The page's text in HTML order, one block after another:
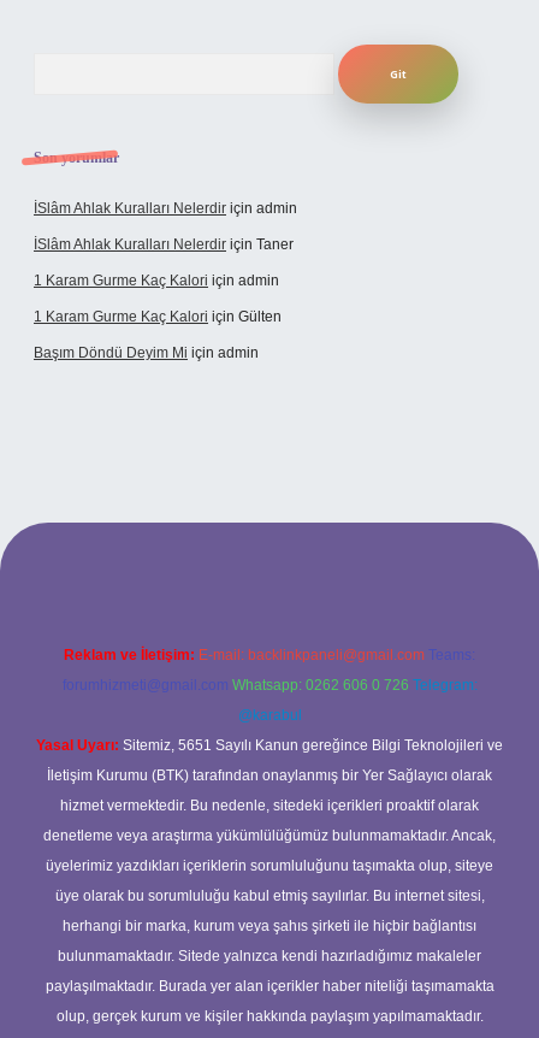
Son yorumlar
İSlâm Ahlak Kuralları Nelerdir için admin
İSlâm Ahlak Kuralları Nelerdir için Taner
1 Karam Gurme Kaç Kalori için admin
1 Karam Gurme Kaç Kalori için Gülten
Başım Döndü Deyim Mi için admin
giriş
Reklam ve İletişim: E-mail: backlinkpaneli@gmail.com Teams:
forumhizmeti@gmail.com Whatsapp: 0262 606 0 726 Telegram:
@karabul
Yasal Uyarı: Sitemiz, 5651 Sayılı Kanun gereğince Bilgi Teknolojileri ve
İletişim Kurumu (BTK) tarafından onaylanmış bir Yer Sağlayıcı olarak
hizmet vermektedir. Bu nedenle, sitedeki içerikleri proaktif olarak
denetleme veya araştırma yükümlülüğümüz bulunmamaktadır. Ancak,
üyelerimiz yazdıkları içeriklerin sorumluluğunu taşımakta olup, siteye
üye olarak bu sorumluluğu kabul etmiş sayılırlar. Bu internet sitesi,
herhangi bir marka, kurum veya şahıs şirketi ile hiçbir bağlantısı
bulunmamaktadır. Sitede yalnızca kendi hazırladığımız makaleler
paylaşılmaktadır. Burada yer alan içerikler haber niteliği taşımamakta
olup, gerçek kurum ve kişiler hakkında paylaşım yapılmamaktadır.